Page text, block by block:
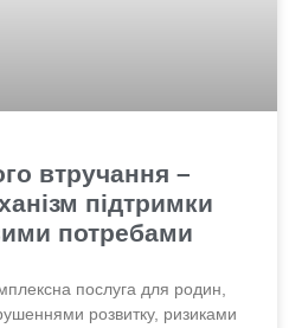
втручання –
підтримки
потребами
послуга для родин,
розвитку, ризиками